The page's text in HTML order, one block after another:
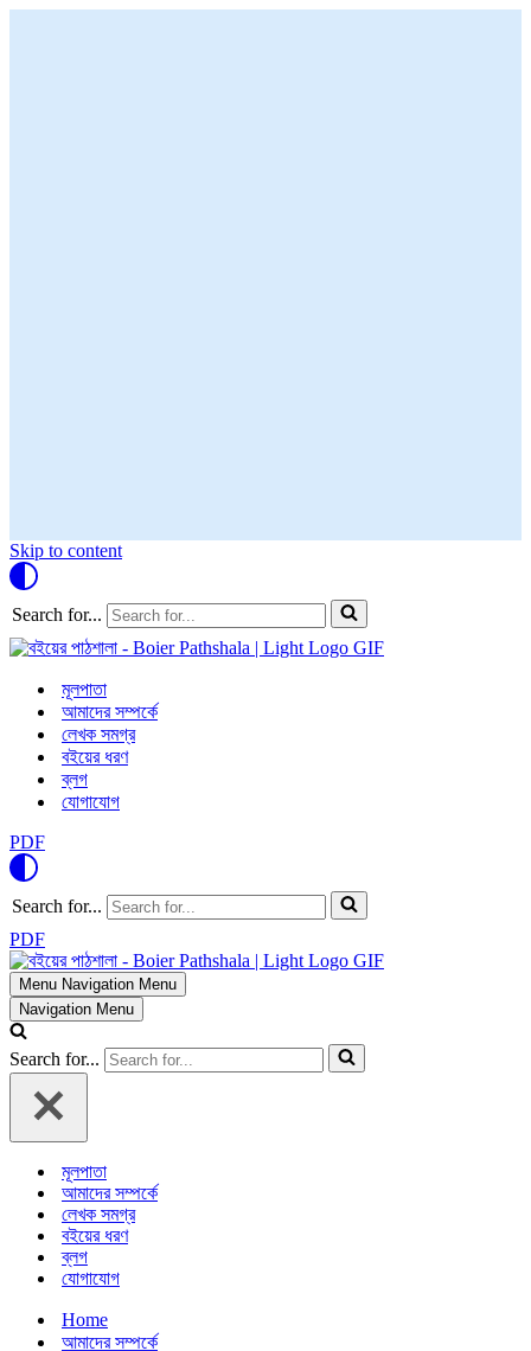
Skip to content
Search for...
মূলপাতা
আমাদের সম্পর্কে
লেখক সমগ্র
বইয়ের ধরণ
ব্লগ
যোগাযোগ
PDF
Search for...
PDF
Menu Navigation Menu
Navigation Menu
Search for...
মূলপাতা
আমাদের সম্পর্কে
লেখক সমগ্র
বইয়ের ধরণ
ব্লগ
যোগাযোগ
Home
আমাদের সম্পর্কে